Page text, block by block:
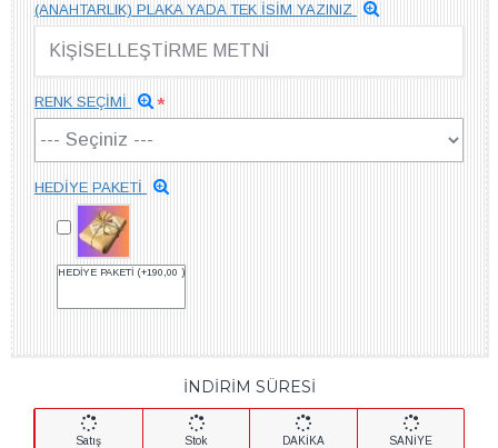
İNDİRİM SÜRESİ
Satış Stok DAKİKA SANİYE
(ANAHTARLIK) PLAKA YADA TEK İSİM YAZINIZ
RENK SEÇİMİ
HEDİYE PAKETİ
HEDİYE PAKETİ (+190,00 )